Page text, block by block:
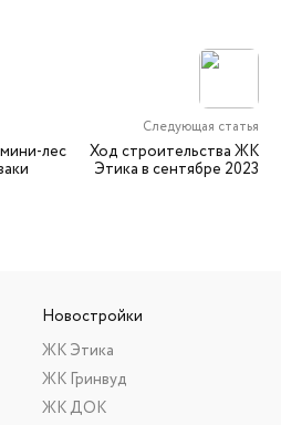
лес
Следующая статья
Ход строительства ЖК
Этика в сентябре 2023
Новостройки
ЖК Этика
ЖК Гринвуд
ЖК ДОК